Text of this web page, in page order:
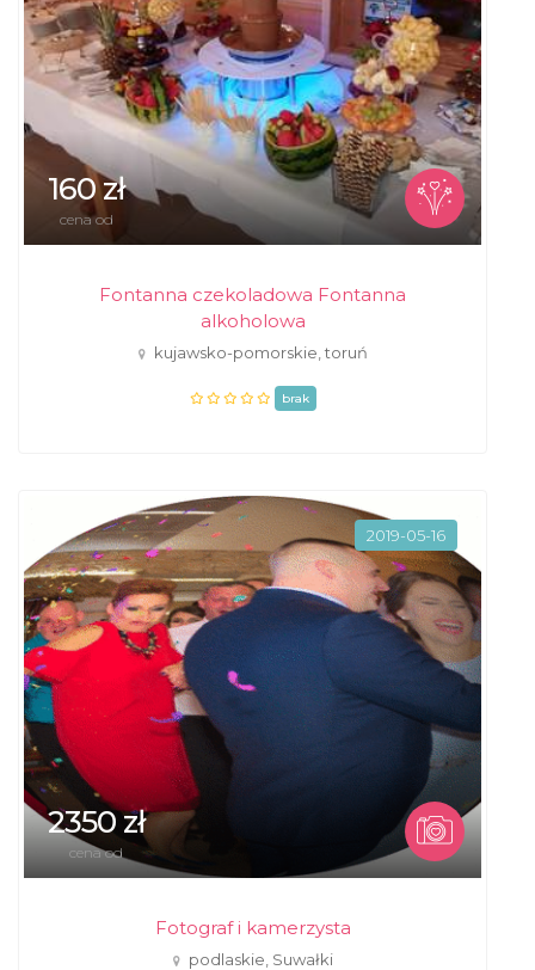
160 zł
cena od
Fontanna czekoladowa Fontanna
alkoholowa
kujawsko-pomorskie, toruń
brak
2019-05-16
2350 zł
cena od
Fotograf i kamerzysta
podlaskie, Suwałki